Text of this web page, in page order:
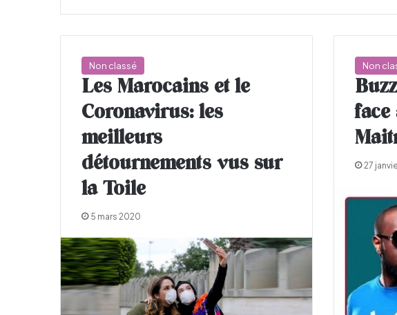
Non classé
Les Marocains et le
Coronavirus: les
meilleurs
détournements vus sur
la Toile
5 mars 2020
Non
face
27